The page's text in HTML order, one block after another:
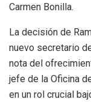
Carmen Bonilla.
La decisión de
nuevo secretario
nota del
jefe de la Oficina
en un rol crucial